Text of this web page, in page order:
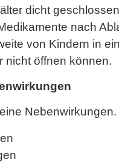
dicht
nach
von Kindern in
nicht öffnen können.